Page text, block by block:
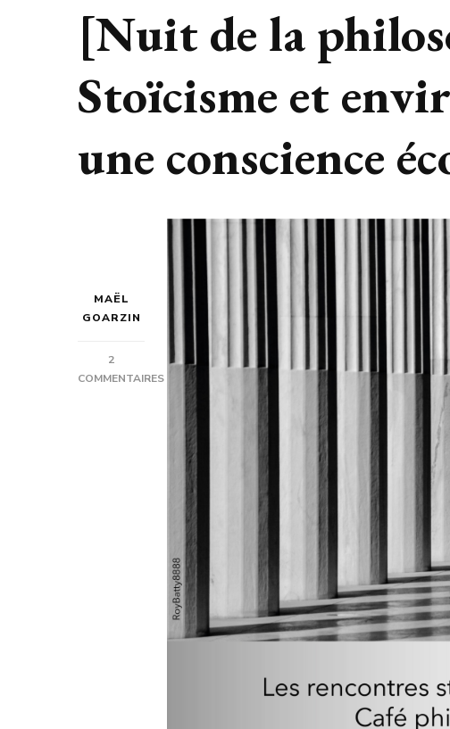
[Nuit de la
Stoïcisme et
une conscience
MAËL
GOARZIN
2
COMMENTAIRES
ENVIRONNEMENT:
CONSCIENCE
ÉCOLOGIQUE